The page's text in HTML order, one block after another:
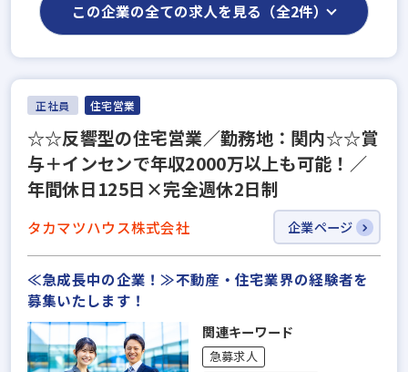
この企業の全ての求人を見る（全2件）
正社員 住宅営業
☆☆反響型の住宅営業／勤務地：関内☆☆賞
与＋インセンで年収2000万以上も可能！／
年間休日125日×完全週休2日制
タカマツハウス株式会社 企業ページ
≪急成長中の企業！≫不動産・住宅業界の経験者を
募集いたします！
関連キーワード
急募求人